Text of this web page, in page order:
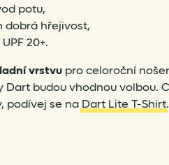
potu,
dobrá hřejivost,
20+.
vrstvu pro celoroční
budou vhodnou volbou.
podívej se na Dart Lite T-Shirt.